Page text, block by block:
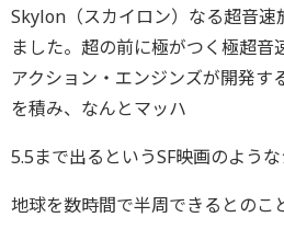
Skylon（スカイロン）なる超音速
ました。超の前に極がつく極超音
アクション・エンジンズが開発す
を積み、なんとマッハ
5.5まで出るというSF映画のような
地球を数時間で半周できるとのこ